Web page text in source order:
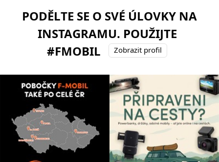
PODĚLTE SE O SVÉ ÚLOVKY NA
INSTAGRAMU. POUŽIJTE
#FMOBIL
Zobrazit profil